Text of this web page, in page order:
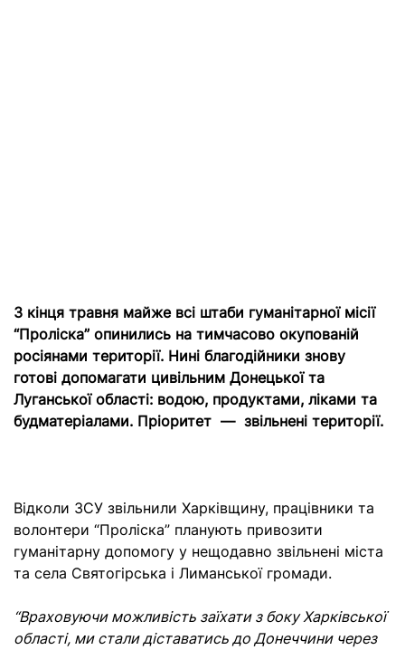
З кінця травня майже всі штаби гуманітарної місії
“Проліска” опинились на тимчасово окупованій
росіянами території. Нині благодійники знову
готові допомагати цивільним Донецької та
Луганської області: водою, продуктами, ліками та
будматеріалами. Пріоритет — звільнені території.
Відколи ЗСУ звільнили Харківщину, працівники та
волонтери “Проліска” планують привозити
гуманітарну допомогу у нещодавно звільнені міста
та села Святогірська і Лиманської громади.
“Враховуючи можливість заїхати з боку Харківської
області, ми стали діставатись до Донеччини через